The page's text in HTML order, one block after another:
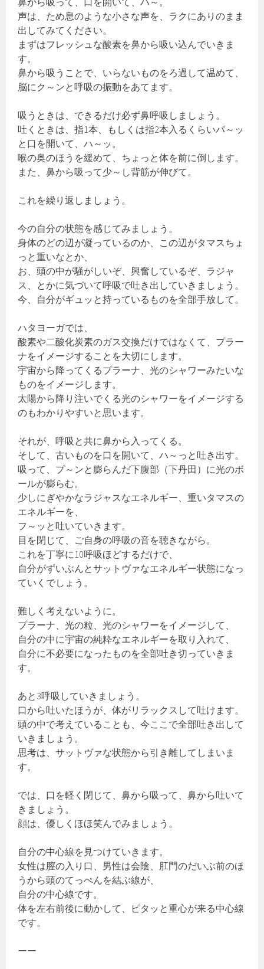
声は、ため息のような小さな声を、ラクにありのまま
出してみてください。
まずはフレッシュな酸素を鼻から吸い込んでいきま
す。
鼻から吸うことで、いらないものをろ過して温めて、
脳にク～ンと呼吸の振動をあてます。
吸うときは、できるだけ必ず鼻呼吸しましょう。
吐くときは、指1本、もしくは指2本入るくらいパ～ッ
と口を開いて、ハ～ッ。
喉の奥のほうを緩めて、ちょっと体を前に倒します。
また、鼻から吸って少～し背筋が伸びて。
これを繰り返しましょう。
今の自分の状態を感じてみましょう。
身体のどの辺が凝っているのか、この辺がタマスちょ
っと重いなとか、
お、頭の中が騒がしいぞ、興奮しているぞ、ラジャ
ス、とかに気づいて呼吸で吐き出していきましょう。
今、自分がギュッと持っているものを全部手放して。
ハタヨーガでは、
酸素や二酸化炭素のガス交換だけではなくて、プラー
ナをイメージすることを大切にします。
宇宙から降ってくるプラーナ、光のシャワーみたいな
ものをイメージします。
太陽から降り注いでくる光のシャワーをイメージする
のもわかりやすいと思います。
それが、呼吸と共に鼻から入ってくる。
そして、古いものを口を開いて、ハ～っと吐き出す。
吸って、プ～ンと膨らんだ下腹部（下丹田）に光のボ
ールが膨らむ。
少しにぎやかなラジャスなエネルギー、重いタマスの
エネルギーを、
フ～ッと吐いていきます。
目を閉じて、ご自身の呼吸の音を聴きながら。
これを丁寧に10呼吸ほどするだけで、
自分がずいぶんとサットヴァなエネルギー状態になっ
ていくでしょう。
難しく考えないように。
プラーナ、光の粒、光のシャワーをイメージして、
自分の中に宇宙の純粋なエネルギーを取り入れて、
自分に不必要になったものを全部吐き切っていきま
す。
あと3呼吸していきましょう。
口から吐いたほうが、体がリラックスして吐けます。
頭の中で考えていることも、今ここで全部吐き出して
いきましょう。
思考は、サットヴァな状態から引き離してしまいま
す。
では、口を軽く閉じて、鼻から吸って、鼻から吐いて
きましょう。
顔は、優しくほほ笑んでみましょう。
自分の中心線を見つけていきます。
女性は膣の入り口、男性は会陰、肛門のだいぶ前のほ
うから頭のてっぺんを結ぶ線が、
自分の中心線です。
体を左右前後に動かして、ピタッと重心が来る中心線
です。
ーー